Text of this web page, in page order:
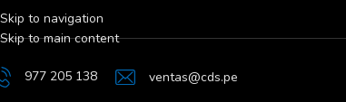
Skip to navigation
Skip to main content
977 205 138 ventas@cds.pe